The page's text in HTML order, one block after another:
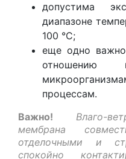
допустима
диапазоне
100 °C;
еще одно
отношению
процессам.
Важно!
Влаго-
мембрана
отделочными и
спокойно